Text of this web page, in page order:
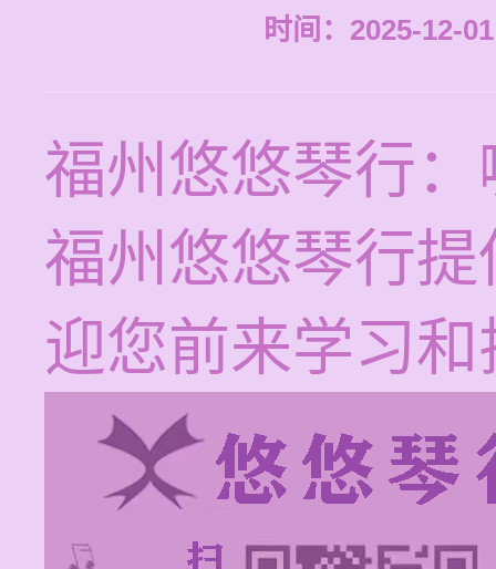
时间：2025-12-
福州悠悠琴行
福州悠悠琴行
迎您前来学习